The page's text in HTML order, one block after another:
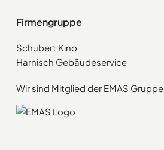
Firmengruppe
Schubert Kino
Harnisch Gebäudeservice
Wir sind Mitglied der EMAS Gruppe